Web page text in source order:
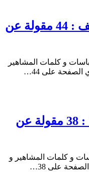
حكم و أقوال عن الضعيف : 44 مقولة عن
و كلمات المشاهير
على 44…
حكم و أقوال عن الضوء : 38 مقولة عن
و كلمات المشاهير و
على 38…